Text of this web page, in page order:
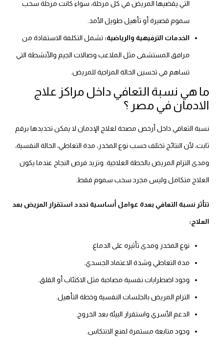
التي يقضيها المريض في كل مرحلة، سواء كانت مرحلة سحب
سموم قصيرة أو تأهيل طويل الأمد.
الخدمات الترفيهية والرياضية: تشمل التكلفة الاستفادة من
مرافق المستشفى مثل الملاعب وصالات الجيم والأنشطة التي
تساهم في تحسين الحالة المزاجية للمريض.
ما هي نسبة التعافي داخل مراكز علاج
الادمان في مصر ؟
نسبة التعافي داخل أرخص مصحة لعلاج الإدمان لا يمكن تحديدها برقم
ثابت، لأن النتائج تختلف حسب نوع المخدر، مدة التعاطي، الحالة النفسية،
ومدى التزام المريض بالخطة العلاجية. وتزيد فرص النجاح عندما يكون
العلاج متكامل وليس مجرد سحب سموم فقط.
تتأثر نسبة التعافي بعدة عوامل أساسية تحدد استقرار المريض بعد
العلاج:
نوع المخدر ومدى تأثيره على الدماغ.
مدة التعاطي وشدة الاعتماد الجسدي.
وجود اضطرابات نفسية مصاحبة مثل الاكتئاب أو القلق.
التزام المريض بالجلسات النفسية وخطة التأهيل.
الدعم الأسري واستقرار البيئة بعد الخروج.
وجود متابعة مستمرة لمنع الانتكاس.